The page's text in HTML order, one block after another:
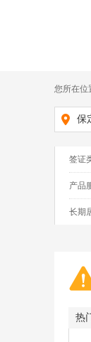
您所在位
保
签证
产品
长期
热